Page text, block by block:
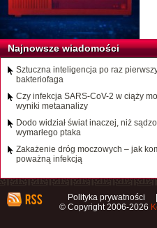
Najnowsze wiadomości
Sztuczna inteligencja po raz
bakteriofaga
Czy infekcja SARS-CoV-2 w ciąży
wyniki metaanalizy
Dodo widział świat inaczej, niż
wymarłego ptaka
Zakażenie dróg moczowych – jak
poważną infekcją
Polityka prywatności
© Copyright 2006-2026